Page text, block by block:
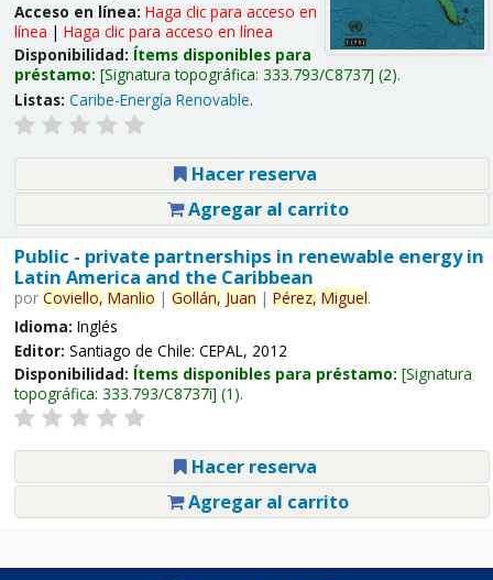
Acceso en línea: Haga clic para acceso en
línea | Haga clic para acceso en línea
Disponibilidad: Ítems disponibles para
préstamo: Signatura topográfica: 333.793/C8737 (2).
Listas: Caribe-Energía Renovable.
Hacer reserva
Agregar al carrito
Public - private partnerships in renewable energy in
Latin America and the Caribbean
por Coviello, Manlio | Gollán, Juan | Pérez, Miguel.
Idioma: Inglés
Editor: Santiago de Chile: CEPAL, 2012
Disponibilidad: Ítems disponibles para préstamo: Signatura
topográfica: 333.793/C8737i (1).
Hacer reserva
Agregar al carrito